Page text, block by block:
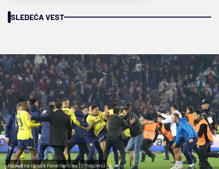
SLEDEĆA VEST
Napad na igrače Fenerbahčea (©Reuters)